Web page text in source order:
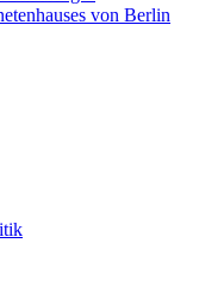
von Berlin